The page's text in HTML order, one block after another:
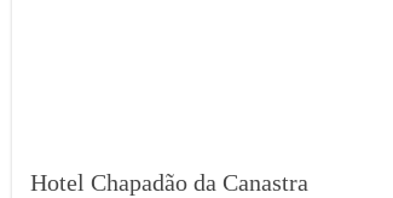
Hotel Chapadão da Canastra